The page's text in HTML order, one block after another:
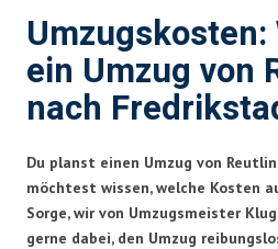
ein Umzug von
nach
Du planst einen Umzug von
möchtest wissen, welche Kosten
Sorge, wir von Umzugsmeister
gerne dabei, den Umzug